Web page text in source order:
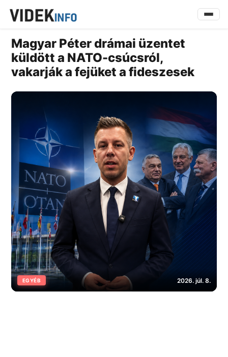
Magyar Péter drámai üzentet
küldött a NATO-csúcsról,
vakarják a fejüket a fideszesek
EGYÉB 2026. júl. 8.